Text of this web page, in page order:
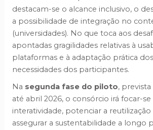
destacam-se o alcance inclusivo, o
a possibilidade de integração no
(universidades). No que toca aos
apontadas gragilidades relativas à
plataformas e à adaptação prática
necessidades dos participantes.
Na segunda fase do piloto,
até abril 2026, o consórcio irá focar-
interatividade, potenciar a reutilização
assegurar a sustentabilidade a longo